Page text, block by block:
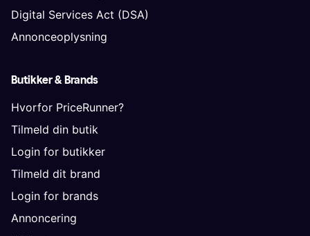
Digital Services Act (DSA)
Annonceoplysning
Butikker & Brands
Hvorfor PriceRunner?
Tilmeld din butik
Login for butikker
Tilmeld dit brand
Login for brands
Annoncering